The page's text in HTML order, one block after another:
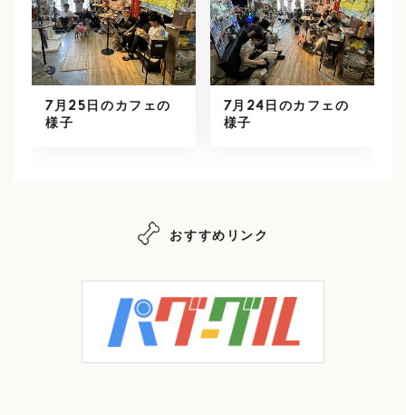
7月25日のカフェの
様子
7月24日のカフェの
様子
おすすめリンク